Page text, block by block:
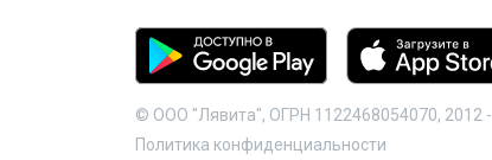
© ООО "Лявита", ОГРН 1122468054070, 2012 -
Политика конфиденциальности